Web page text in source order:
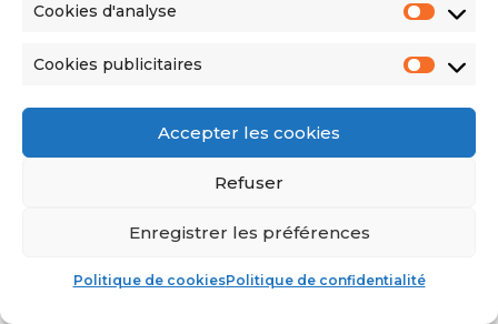
Cookies d'analyse
Cookies publicitaires
Accepter les cookies
Refuser
Enregistrer les préférences
Politique de cookiesPolitique de confidentialité
Certifications et normes de qualité
Service technique et maintenance